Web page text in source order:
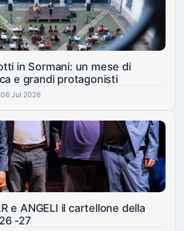
in Sormani: un mese di
e grandi protagonisti
06 Jul 2026
e ANGELI il cartellone della
-27